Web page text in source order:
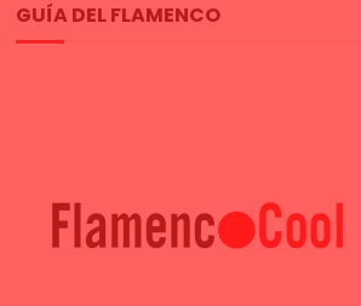
GUÍA DEL FLAMENCO